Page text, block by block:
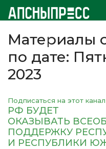
Материалы
по дате:
2023
Подписаться на этот канал
РФ БУДЕТ
ОКАЗЫВАТЬ
ПОДДЕРЖКУ
И РЕСПУБЛИКИ